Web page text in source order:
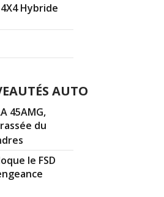
Hybride
AUTO
45AMG,
du
le FSD